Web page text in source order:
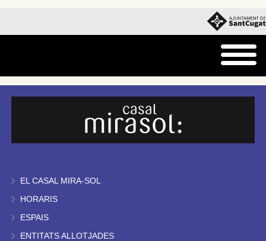
EL CASAL MIRA-SOL
HORARIS
ESPAIS
ENTITATS ALLOTJADES